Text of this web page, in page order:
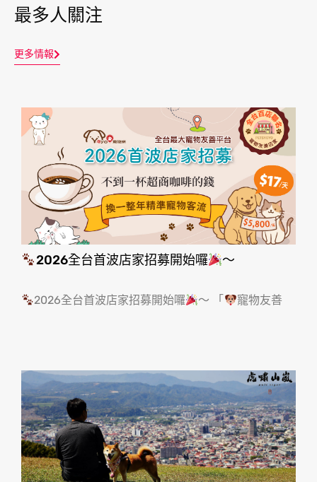
最多人關注
更多情報
2026全台首波店家招募開始囉 ～
2026全台首波店家招募開始囉 ～ 「 寵物友善